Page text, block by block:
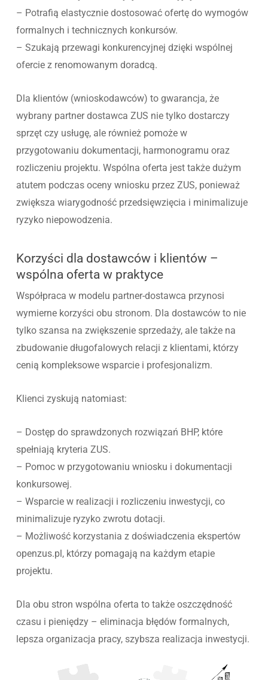
– Potrafią elastycznie dostosować ofertę do wymogów
formalnych i technicznych konkursów.
– Szukają przewagi konkurencyjnej dzięki wspólnej
ofercie z renomowanym doradcą.
Dla klientów (wnioskodawców) to gwarancja, że
wybrany partner dostawca ZUS nie tylko dostarczy
sprzęt czy usługę, ale również pomoże w
przygotowaniu dokumentacji, harmonogramu oraz
rozliczeniu projektu. Wspólna oferta jest także dużym
atutem podczas oceny wniosku przez ZUS, ponieważ
zwiększa wiarygodność przedsięwzięcia i minimalizuje
ryzyko niepowodzenia.
Korzyści dla dostawców i klientów –
wspólna oferta w praktyce
Współpraca w modelu partner-dostawca przynosi
wymierne korzyści obu stronom. Dla dostawców to nie
tylko szansa na zwiększenie sprzedaży, ale także na
zbudowanie długofalowych relacji z klientami, którzy
cenią kompleksowe wsparcie i profesjonalizm.
Klienci zyskują natomiast:
– Dostęp do sprawdzonych rozwiązań BHP, które
spełniają kryteria ZUS.
– Pomoc w przygotowaniu wniosku i dokumentacji
konkursowej.
– Wsparcie w realizacji i rozliczeniu inwestycji, co
minimalizuje ryzyko zwrotu dotacji.
– Możliwość korzystania z doświadczenia ekspertów
openzus.pl, którzy pomagają na każdym etapie
projektu.
Dla obu stron wspólna oferta to także oszczędność
czasu i pieniędzy – eliminacja błędów formalnych,
lepsza organizacja pracy, szybsza realizacja inwestycji.